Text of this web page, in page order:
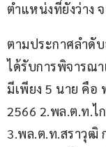
ตำแหน่งที่ยังว่าง
ตามประกาศลำดั
ได้รับการพิจารณ
มีเพียง 5 นาย คื
2566 2.พล.ต.ท.ไ
3.พล.ต.ท.สราวุฒิ